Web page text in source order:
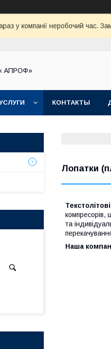
у компанії неробочий час.
АПРОФ»
КОНТАКТЫ
Лопатки
компресорів,
та
Наша